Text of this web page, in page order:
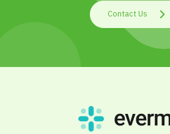
Contact Us